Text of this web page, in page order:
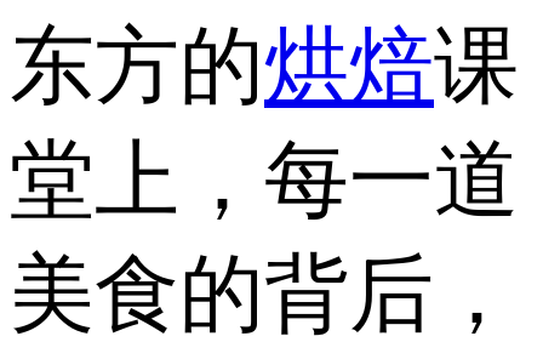
东方的烘焙课
堂上，每一道
美食的背后，